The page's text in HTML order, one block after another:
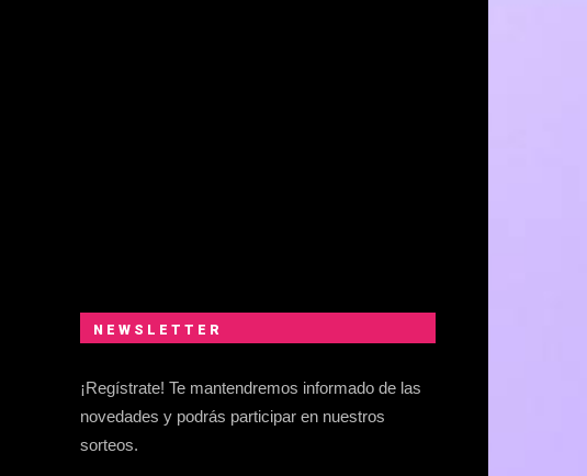
NEWSLETTER
¡Regístrate! Te mantendremos informado de las
novedades y podrás participar en nuestros
sorteos.